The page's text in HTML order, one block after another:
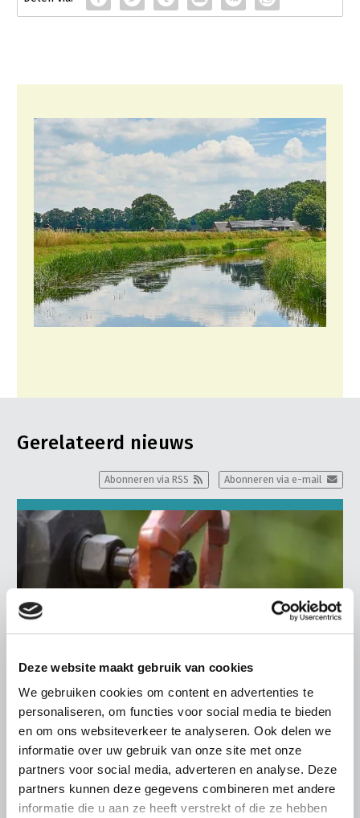
Deze website maakt gebruik van cookies
We gebruiken cookies om content en advertenties te
personaliseren, om functies voor social media te bieden
en om ons websiteverkeer te analyseren. Ook delen we
informatie over uw gebruik van onze site met onze
partners voor social media, adverteren en analyse. Deze
partners kunnen deze gegevens combineren met andere
informatie die u aan ze heeft verstrekt of die ze hebben
Gerelateerd nieuws
Abonneren via e-mail
Abonneren via RSS
BELANGRIJKE INFORMATIE
5 AUGUSTUS 2026
Droogte raakt vrijwel alle land- en